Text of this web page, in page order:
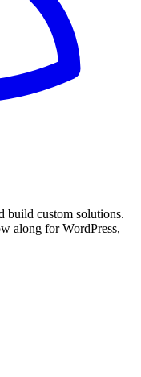
build custom solutions.
along for WordPress,